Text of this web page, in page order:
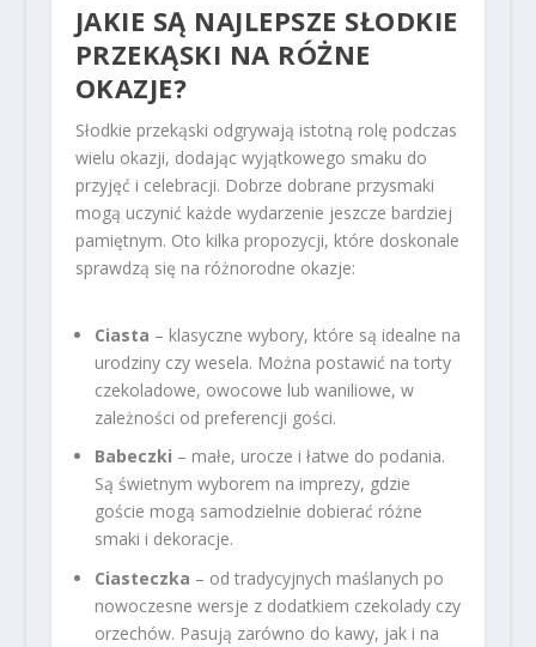
JAKIE SĄ NAJLEPSZE SŁODKIE
PRZEKĄSKI NA RÓŻNE
OKAZJE?
Słodkie przekąski odgrywają istotną rolę podczas
wielu okazji, dodając wyjątkowego smaku do
przyjęć i celebracji. Dobrze dobrane przysmaki
mogą uczynić każde wydarzenie jeszcze bardziej
pamiętnym. Oto kilka propozycji, które doskonale
sprawdzą się na różnorodne okazje:
Ciasta – klasyczne wybory, które są idealne na
urodziny czy wesela. Można postawić na torty
czekoladowe, owocowe lub waniliowe, w
zależności od preferencji gości.
Babeczki – małe, urocze i łatwe do podania.
Są świetnym wyborem na imprezy, gdzie
goście mogą samodzielnie dobierać różne
smaki i dekoracje.
Ciasteczka – od tradycyjnych maślanych po
nowoczesne wersje z dodatkiem czekolady czy
orzechów. Pasują zarówno do kawy, jak i na